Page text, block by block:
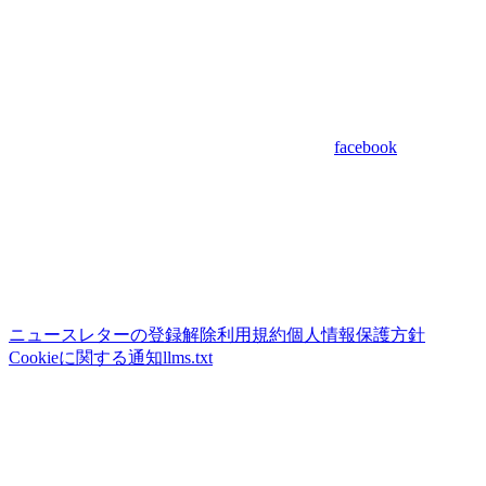
facebook
ニュースレターの登録解除利用規約個人情報保護方針
Cookieに関する通知llms.txt